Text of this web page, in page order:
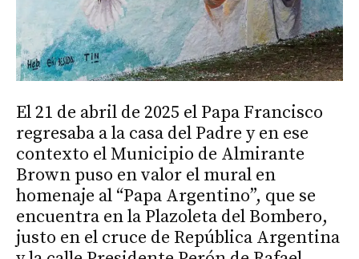
El 21 de abril de 2025 el Papa Francisco
regresaba a la casa del Padre y en ese
contexto el Municipio de Almirante
Brown puso en valor el mural en
homenaje al “Papa Argentino”, que se
encuentra en la Plazoleta del Bombero,
justo en el cruce de República Argentina